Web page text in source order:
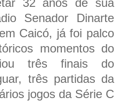
32 anos de sua
Senador Dinarte
Caicó, já foi palco
momentos do
três finais do
três partidas da
jogos da Série C